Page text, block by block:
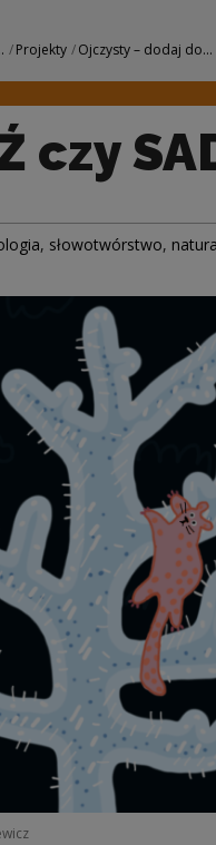
Projekty Ojczysty – dodaj do...
czy
, słowotwórstwo, natura